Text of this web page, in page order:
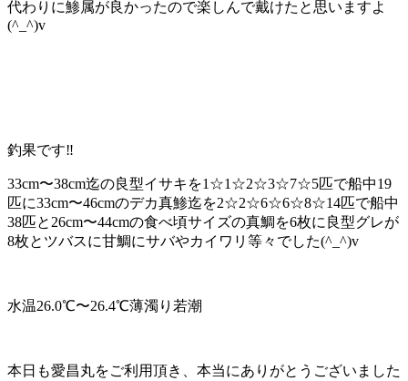
代わりに鯵属が良かったので楽しんで戴けたと思いますよ
(^_^)v
釣果です‼️
33cm〜38cm迄の良型イサキを1☆1☆2☆3☆7☆5匹で船中19
匹に33cm〜46cmのデカ真鯵迄を2☆2☆6☆6☆8☆14匹で船中
38匹と26cm〜44cmの食べ頃サイズの真鯛を6枚に良型グレが
8枚とツバスに甘鯛にサバやカイワリ等々でした(^_^)v
水温26.0℃〜26.4℃薄濁り若潮
本日も愛昌丸をご利用頂き、本当にありがとうございました